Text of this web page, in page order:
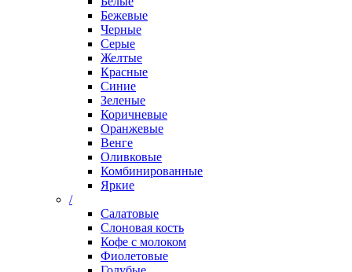
Бежевые
Черные
Серые
Желтые
Красные
Синие
Зеленые
Коричневые
Оранжевые
Венге
Оливковые
Комбинированные
Яркие
/
Салатовые
Слоновая кость
Кофе с молоком
Фиолетовые